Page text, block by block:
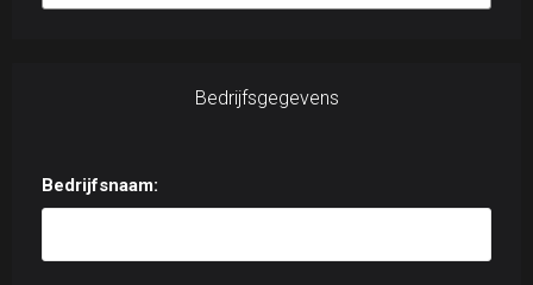
Bedrijfsgegevens
Bedrijfsnaam: